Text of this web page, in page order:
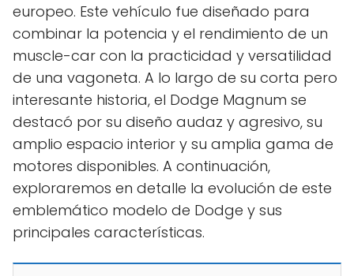
europeo. Este vehículo fue diseñado para
combinar la potencia y el rendimiento de un
muscle-car con la practicidad y versatilidad
de una vagoneta. A lo largo de su corta pero
interesante historia, el Dodge Magnum se
destacó por su diseño audaz y agresivo, su
amplio espacio interior y su amplia gama de
motores disponibles. A continuación,
exploraremos en detalle la evolución de este
emblemático modelo de Dodge y sus
principales características.